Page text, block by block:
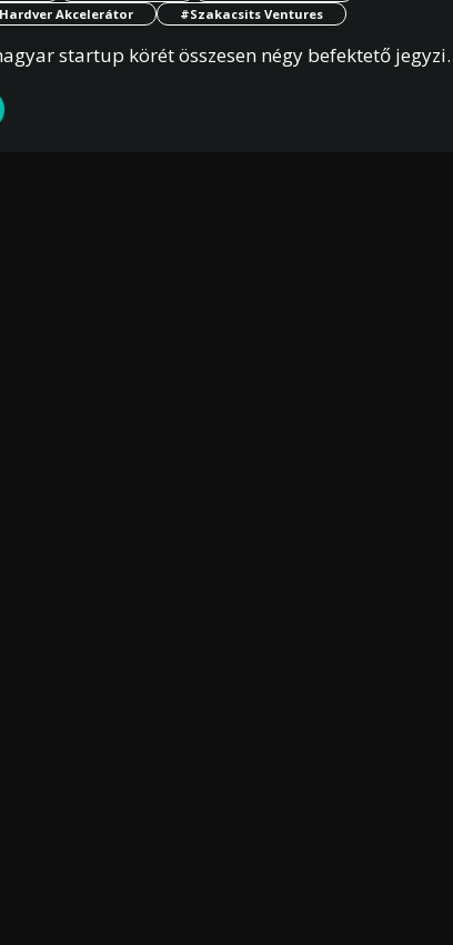
Akcelerátor
#Szakacsits Ventures
startup körét összesen négy befektető jegyzi.